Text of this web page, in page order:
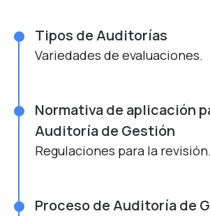
Tipos de Auditorías
Variedades de evaluaciones.
Normativa de aplicación
Auditoría de Gestión
Regulaciones para la revisión.
Proceso de Auditoría de